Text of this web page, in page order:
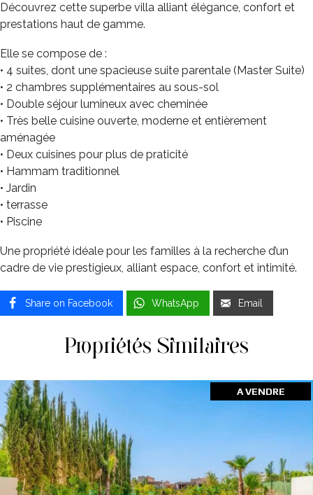
Découvrez cette superbe villa alliant élégance, confort et
prestations haut de gamme.
Elle se compose de :
• 4 suites, dont une spacieuse suite parentale (Master Suite)
• 2 chambres supplémentaires au sous-sol
• Double séjour lumineux avec cheminée
• Très belle cuisine ouverte, moderne et entièrement
aménagée
• Deux cuisines pour plus de praticité
• Hammam traditionnel
• Jardin
• terrasse
• Piscine
Une propriété idéale pour les familles à la recherche d’un
cadre de vie prestigieux, alliant espace, confort et intimité.
Share on Facebook WhatsApp Email
Propriétés Similaires
A VENDRE